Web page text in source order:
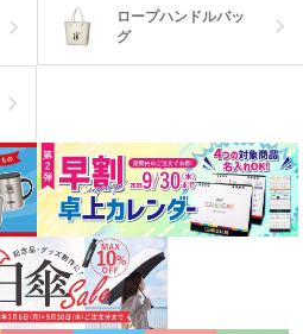
ロープハンドルバッ
グ